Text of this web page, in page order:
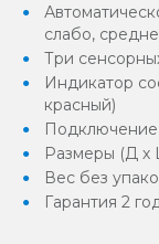
слабо,
Три
Индикатор
красный)
Подключение
Размеры (Д х
Вес без
Гарантия 2